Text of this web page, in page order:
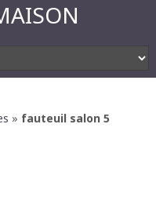
» fauteuil salon 5